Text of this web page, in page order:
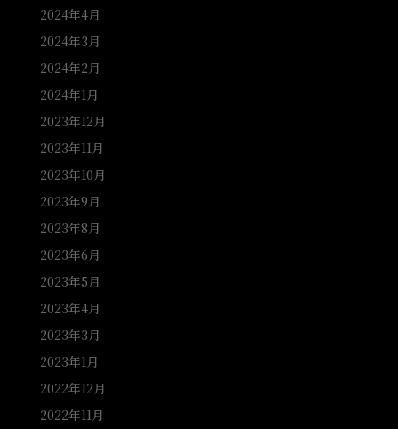
2024年4月
2024年3月
2024年2月
2024年1月
2023年12月
2023年11月
2023年10月
2023年9月
2023年8月
2023年6月
2023年5月
2023年4月
2023年3月
2023年1月
2022年12月
2022年11月